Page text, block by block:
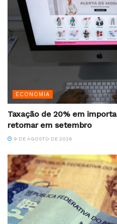
ECONOMIA
Taxação de 20% em
retornar em setembro
9 DE AGOSTO DE 2026